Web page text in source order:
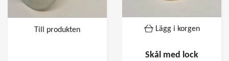
Till produkten Lägg i korgen
Skål med lock